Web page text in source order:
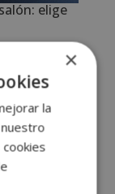
elige
salón no es
nos gusta
una
gama que
×
la